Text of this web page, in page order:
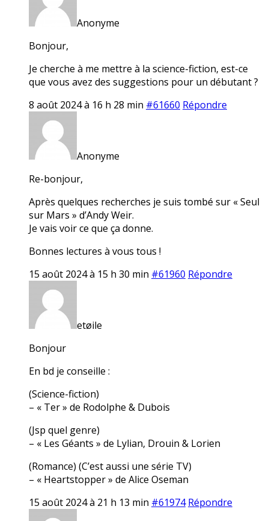
Anonyme
Bonjour,
Je cherche à me mettre à la science-fiction, est-ce
que vous avez des suggestions pour un débutant ?
8 août 2024 à 16 h 28 min #61660 Répondre
Anonyme
Re-bonjour,
Après quelques recherches je suis tombé sur « Seul
sur Mars » d’Andy Weir.
Je vais voir ce que ça donne.
Bonnes lectures à vous tous !
15 août 2024 à 15 h 30 min #61960 Répondre
etøile
Bonjour
En bd je conseille :
(Science-fiction)
– « Ter » de Rodolphe & Dubois
(Jsp quel genre)
– « Les Géants » de Lylian, Drouin & Lorien
(Romance) (C’est aussi une série TV)
– « Heartstopper » de Alice Oseman
15 août 2024 à 21 h 13 min #61974 Répondre